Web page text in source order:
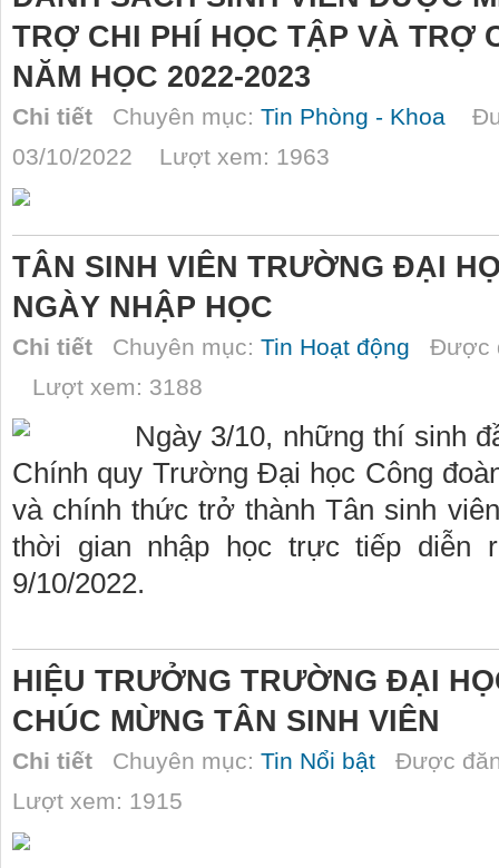
TRỢ CHI PHÍ HỌC TẬP VÀ TRỢ
NĂM HỌC 2022-2023
Chi tiết Chuyên mục: Tin Phòng - Khoa
03/10/2022 Lượt xem: 1963
TÂN SINH VIÊN TRƯỜNG ĐẠI
NGÀY NHẬP HỌC
Chi tiết Chuyên mục: Tin Hoạt động Được
Lượt xem: 3188
Ngày 3/10, những thí sinh
Chính quy Trường Đại học Công
và chính thức trở thành Tân sinh
thời gian nhập học trực tiếp diễn
9/10/2022.
HIỆU TRƯỞNG TRƯỜNG ĐẠI
CHÚC MỪNG TÂN SINH VIÊN
Chi tiết Chuyên mục: Tin Nổi bật Được
Lượt xem: 1915